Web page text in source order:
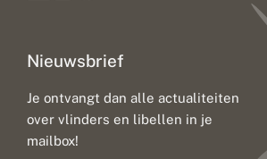
Nieuwsbrief
Je ontvangt dan alle actualiteiten
over vlinders en libellen in je
mailbox!